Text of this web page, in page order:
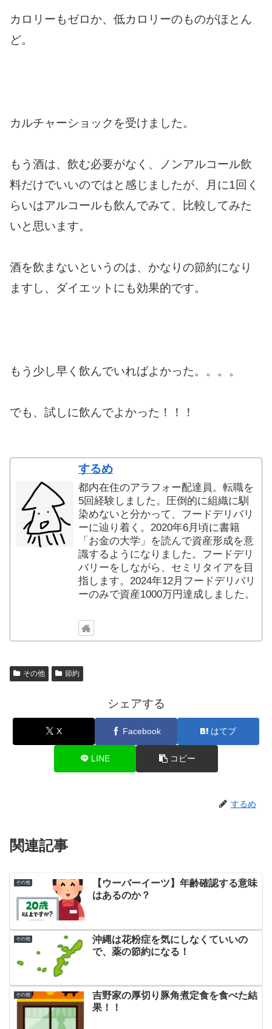
カロリーもゼロか、低カロリーのものがほとん
ど。
カルチャーショックを受けました。
もう酒は、飲む必要がなく、ノンアルコール飲
料だけでいいのではと感じましたが、月に1回く
らいはアルコールも飲んでみて、比較してみた
いと思います。
酒を飲まないというのは、かなりの節約になり
ますし、ダイエットにも効果的です。
もう少し早く飲んでいればよかった。。。。
でも、試しに飲んでよかった！！！
するめ
都内在住のアラフォー配達員。転職を
5回経験しました。圧倒的に組織に馴
染めないと分かって、フードデリバリ
ーに辿り着く。2020年6月頃に書籍
「お金の大学」を読んで資産形成を意
識するようになりました。フードデリ
バリーをしながら、セミリタイアを目
指します。2024年12月フードデリバリ
ーのみで資産1000万円達成しました。
その他 節約
シェアする
X Facebook はてブ
LINE コピー
するめ
関連記事
その他
【ウーバーイーツ】年齢確認する意味
はあるのか？
その他
沖縄は花粉症を気にしなくていいの
で、薬の節約になる！
その他
吉野家の厚切り豚角煮定食を食べた結
果！！